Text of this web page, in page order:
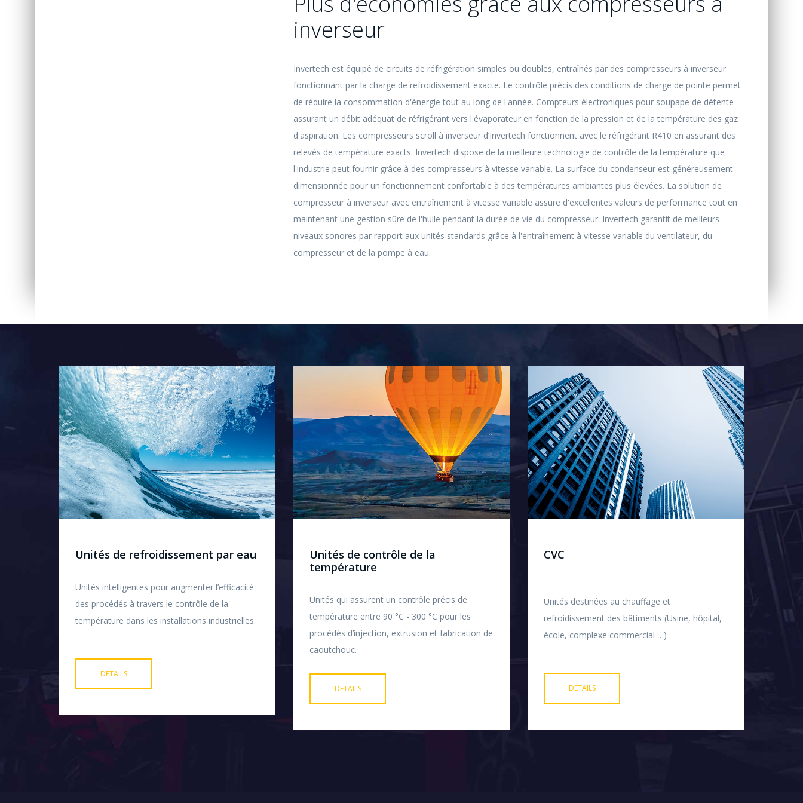
inverseur
Invertech est équipé de circuits de réfrigération simples ou doubles, entraînés par des compresseurs à inverseur
fonctionnant par la charge de refroidissement exacte. Le contrôle précis des conditions de charge de pointe permet
de réduire la consommation d'énergie tout au long de l'année. Compteurs électroniques pour soupape de détente
assurant un débit adéquat de réfrigérant vers l'évaporateur en fonction de la pression et de la température des gaz
d'aspiration. Les compresseurs scroll à inverseur d’Invertech fonctionnent avec le réfrigérant R410 en assurant des
relevés de température exacts. Invertech dispose de la meilleure technologie de contrôle de la température que
l'industrie peut fournir grâce à des compresseurs à vitesse variable. La surface du condenseur est généreusement
dimensionnée pour un fonctionnement confortable à des températures ambiantes plus élevées. La solution de
compresseur à inverseur avec entraînement à vitesse variable assure d'excellentes valeurs de performance tout en
maintenant une gestion sûre de l'huile pendant la durée de vie du compresseur. Invertech garantit de meilleurs
niveaux sonores par rapport aux unités standards grâce à l'entraînement à vitesse variable du ventilateur, du
compresseur et de la pompe à eau.
Unités de refroidissement par eau
Unités intelligentes pour augmenter l’efficacité
des procédés à travers le contrôle de la
température dans les installations industrielles.
DETAILS
Unités de contrôle de la
température
Unités qui assurent un contrôle précis de
température entre 90 °C - 300 °C pour les
procédés d’injection, extrusion et fabrication de
caoutchouc.
DETAILS
CVC
Unités destinées au chauffage et
refroidissement des bâtiments (Usine, hôpital,
école, complexe commercial …)
DETAILS